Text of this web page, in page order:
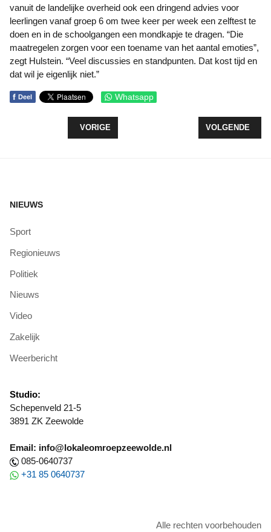
vanuit de landelijke overheid ook een dringend advies voor
leerlingen vanaf groep 6 om twee keer per week een zelftest te
doen en in de schoolgangen een mondkapje te dragen. “Die
maatregelen zorgen voor een toename van het aantal emoties”,
zegt Hulstein. “Veel discussies en standpunten. Dat kost tijd en
dat wil je eigenlijk niet.”
f Deel Whatsapp
VORIG ARTIKEL: IN DE TOEKOMST MOGELIJK
VORIGE VOLGENDE
VOLGENDE
NIEUWS
Sport
Regionieuws
Politiek
Nieuws
Video
Zakelijk
Weerbericht
Studio:
Schepenveld 21-5
3891 ZK Zeewolde
Email: info@lokaleomroepzeewolde.nl
085-0640737
+31 85 0640737
Alle rechten voorbehouden